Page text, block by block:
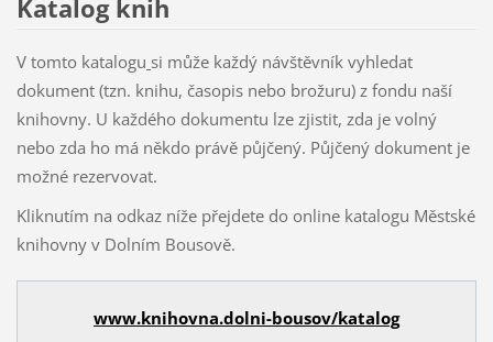
Katalog knih
V tomto katalogu si může každý návštěvník vyhledat
dokument (tzn. knihu, časopis nebo brožuru) z fondu naší
knihovny. U každého dokumentu lze zjistit, zda je volný
nebo zda ho má někdo právě půjčený. Půjčený dokument je
možné rezervovat.
Kliknutím na odkaz níže přejdete do online katalogu Městské
knihovny v Dolním Bousově.
www.knihovna.dolni-bousov/katalog